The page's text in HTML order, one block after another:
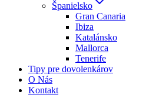
Španielsko
Gran Canaria
Ibiza
Katalánsko
Mallorca
Tenerife
Tipy pre dovolenkárov
O Nás
Kontakt